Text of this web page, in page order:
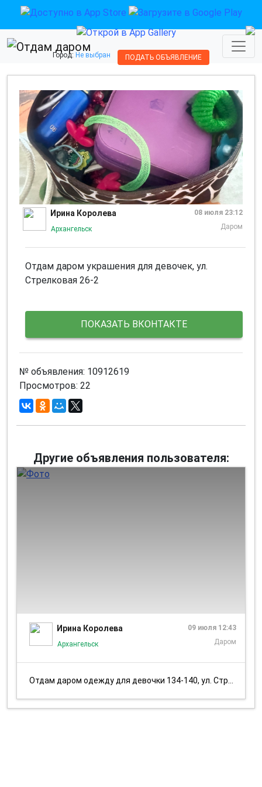
Город: Не выбран ПОДАТЬ ОБЪЯВЛЕНИЕ
Ирина Королева
Архангельск
08 июля 23:12
Даром
Отдам даром украшения для девочек, ул.
Стрелковая 26-2
ПОКАЗАТЬ ВКОНТАКТЕ
№ объявления: 10912619
Просмотров: 22
Другие объявления пользователя:
Ирина Королева
Архангельск
09 июля 12:43
Даром
Отдам даром одежду для девочки 134-140, ул. Стрелковая 26-2